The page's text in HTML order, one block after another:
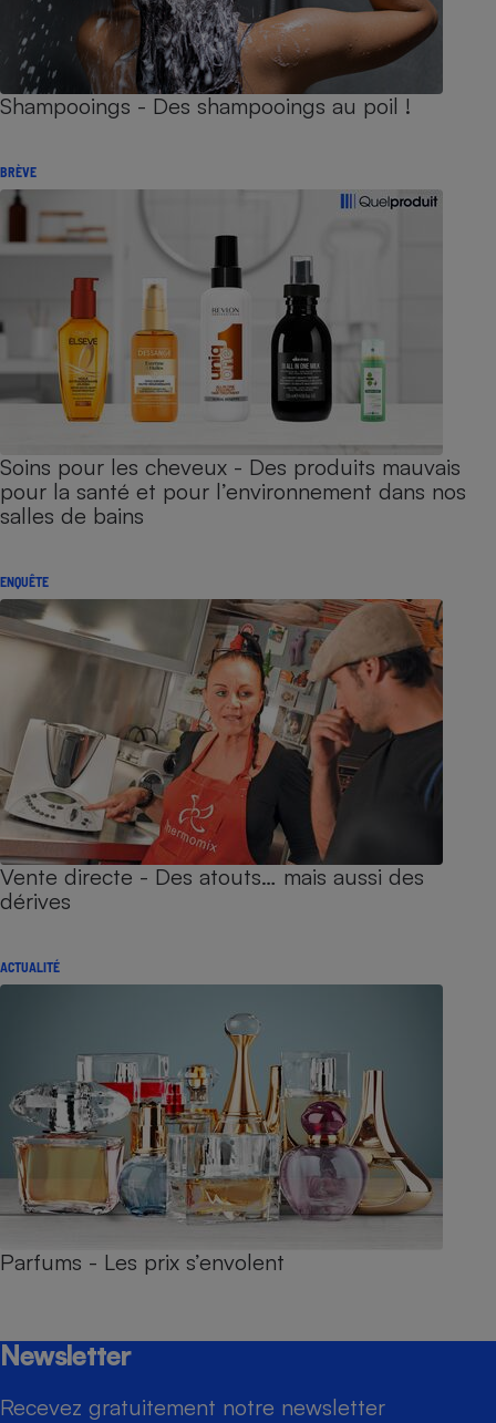
Shampooings - Des shampooings au poil !
BRÈVE
Soins pour les cheveux - Des produits mauvais
pour la santé et pour l’environnement dans nos
salles de bains
ENQUÊTE
Vente directe - Des atouts… mais aussi des
dérives
ACTUALITÉ
Parfums - Les prix s’envolent
Newsletter
Recevez gratuitement notre newsletter